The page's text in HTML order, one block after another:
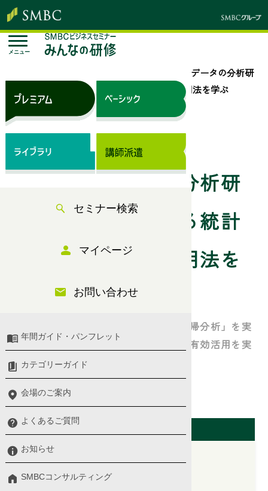
メニュー
セミナー検索
マイページ
お問い合わせ
年間ガイド・パンフレット
カテゴリーガイド
会場のご案内
よくあるご質問
お知らせ
SMBCコンサルティング
ビジネスデータの分析研
修～職場で活かせる統計の基礎とデータ活用法を学ぶ
来場セミナー
株式会社インソース主催セミナー
ビジネスデータの分析研
修～職場で活かせる統計
の基礎とデータ活用法を
統計の基礎である「相関係数」と「回帰分析」を実
践形式で習得し、社内に眠るデータの有効活用を実
現する
IT/DX・パソコンスキル
開催日（東京会場）